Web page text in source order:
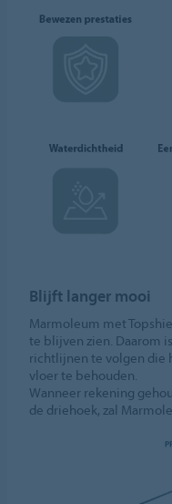
Blijft langer mooi
Marmoleum met
te blijven zien. Daarom
richtlijnen te volgen die
vloer te behouden.
Wanneer rekening
de driehoek, zal